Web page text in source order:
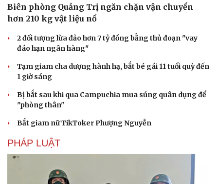
Cải chính
Biên phòng Quảng Trị ngăn chặn vận chuyển
hơn 210 kg vật liệu nổ
2 đối tượng lừa đảo hơn 7 tỷ đồng bằng thủ đoạn "vay
đáo hạn ngân hàng"
Tạm giam cha dượng hành hạ, bắt bé gái 11 tuổi quỳ đến
1 giờ sáng
Bị bắt sau khi qua Campuchia mua súng quân dụng để
"phòng thân"
Bắt giam nữ TikToker Phượng Nguyễn
PHÁP LUẬT